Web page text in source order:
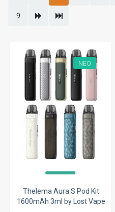
9
ΝΈΟ
Thelema Aura S Pod Kit
1600mAh 3ml by Lost Vape